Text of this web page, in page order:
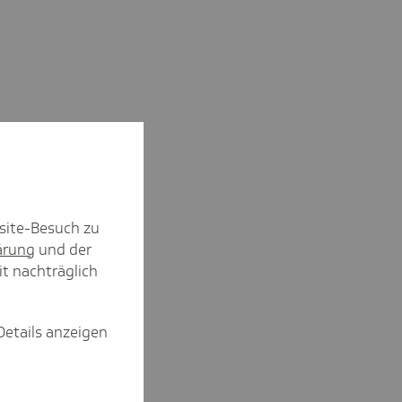
Besuch zu
und der
nachträglich
anzeigen